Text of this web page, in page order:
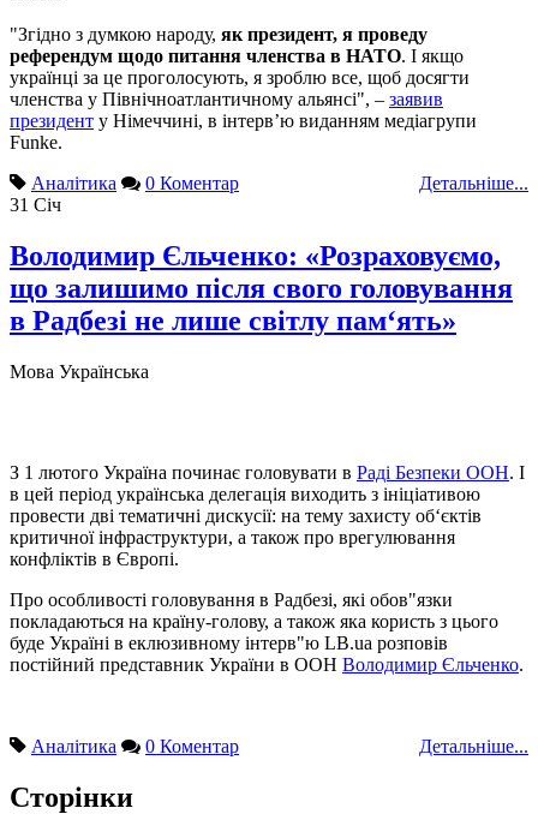
"Згідно з думкою народу, як президент, я проведу
референдум щодо питання членства в НАТО. І якщо
українці за це проголосують, я зроблю все, щоб досягти
членства у Північноатлантичному альянсі", – заявив
президент у Німеччині, в інтерв’ю виданням медіагрупи
Funke.
Аналітика
0 Коментар
Детальніше...
31 Січ
Володимир Єльченко: «Розраховуємо,
що залишимо після свого головування
в Радбезі не лише світлу пам‘ять»
Мова Українська
З 1 лютого Україна починає головувати в Раді Безпеки ООН. І
в цей період українська делегація виходить з ініціативою
провести дві тематичні дискусії: на тему захисту об‘єктів
критичної інфраструктури, а також про врегулювання
конфліктів в Європі.
Про особливості головування в Радбезі, які обов"язки
покладаються на країну-голову, а також яка користь з цього
буде Україні в еклюзивному інтерв"ю LB.ua розповів
постійний представник України в ООН Володимир Єльченко.
Аналітика 0 Коментар Детальніше...
Сторінки